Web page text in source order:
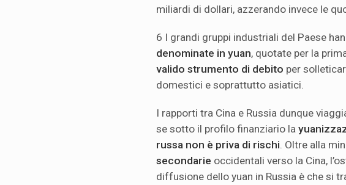
miliardi di dollari, azzerando invece le
6 I grandi gruppi industriali del Paese
denominate in yuan, quotate per la
valido strumento di debito per
domestici e soprattutto asiatici.
I rapporti tra Cina e Russia dunque
se sotto il profilo finanziario la
russa non è priva di rischi . Oltre alla
secondarie occidentali verso la Cina,
diffusione dello yuan in Russia è che si